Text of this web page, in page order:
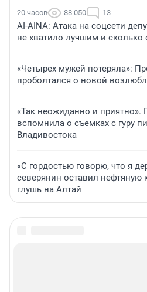
20 часов 88 050 13
AI-AINA: Атака на соцсети
не хватило лучшим и сколько
«Четырех мужей потеряла»:
проболтался о новой
«Так неожиданно и приятно».
вспомнила о съемках с гуру
Владивостока
«С гордостью говорю, что я
северянин оставил нефтяную
глушь на Алтай